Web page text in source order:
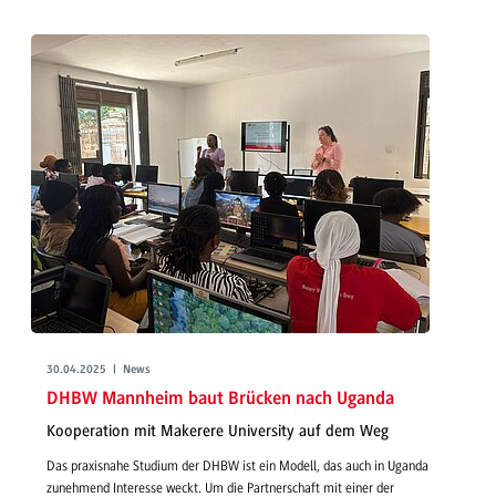
30.04.2025 | News
DHBW Mannheim baut Brücken nach Uganda
Kooperation mit Makerere University auf dem Weg
Das praxisnahe Studium der DHBW ist ein Modell, das auch in Uganda
zunehmend Interesse weckt. Um die Partnerschaft mit einer der